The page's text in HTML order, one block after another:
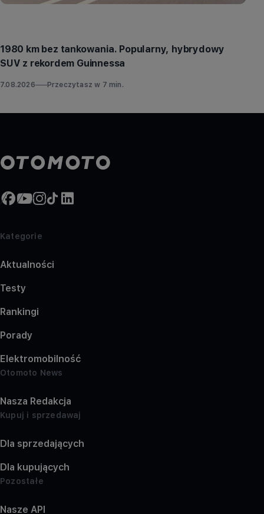
1980 km bez tankowania. Popularny, hybrydowy
SUV z rekordem Guinnessa
7.08.2026 Przeczytasz w 7 min.
Kategorie
Aktualności
Testy
Rankingi
Porady
Elektromobilność
Otomoto News
Nasza Redakcja
Kupuj i sprzedawaj
Dla sprzedających
Dla kupujących
Pozostałe
Nasze API